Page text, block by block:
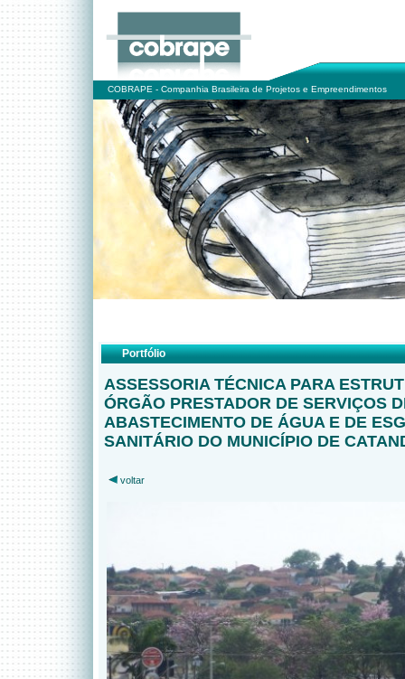
COBRAPE - Companhia Brasileira de Projetos e Empreendimentos
Portfólio
ASSESSORIA TÉCNICA PARA
ÓRGÃO PRESTADOR DE SERVIÇOS
ABASTECIMENTO DE ÁGUA E DE
SANITÁRIO DO MUNICÍPIO DE
voltar